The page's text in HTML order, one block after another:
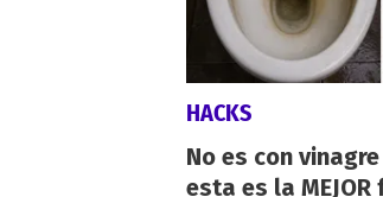
HACKS
No es con
esta es la